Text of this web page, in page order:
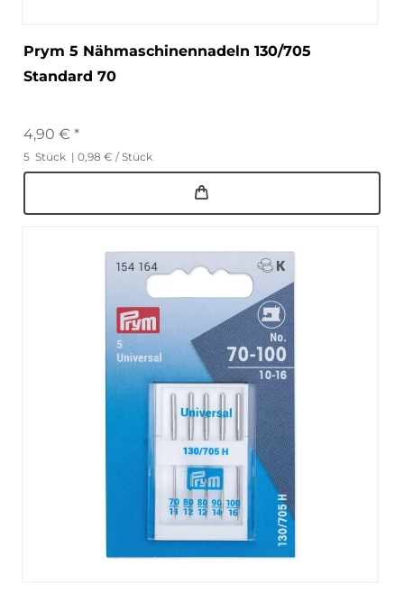
Prym 5 Nähmaschinennadeln 130/705
Standard 70
4,90 € *
5 Stück | 0,98 € / Stück